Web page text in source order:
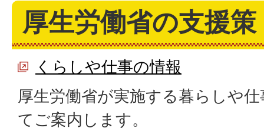
厚生労働省の支援策
くらしや仕事の情報
厚生労働省が実施する暮らしや
てご案内します。